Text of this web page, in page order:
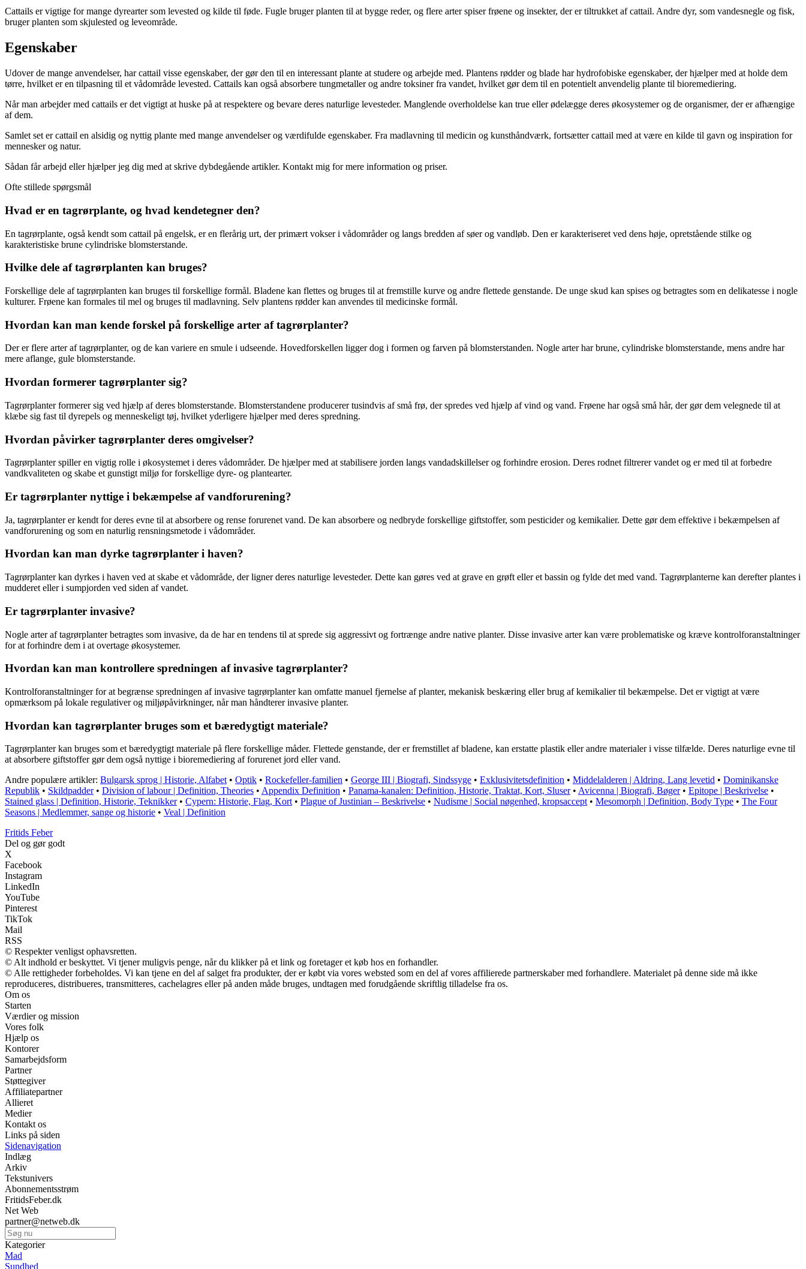
Cattails er vigtige for mange dyrearter som levested og kilde til føde. Fugle bruger planten til at bygge reder, og flere arter spiser frøene og insekter, der er tiltrukket af cattail. Andre dyr, som vandesnegle og fisk,
bruger planten som skjulested og leveområde.
Egenskaber
Udover de mange anvendelser, har cattail visse egenskaber, der gør den til en interessant plante at studere og arbejde med. Plantens rødder og blade har hydrofobiske egenskaber, der hjælper med at holde dem
tørre, hvilket er en tilpasning til et vådområde levested. Cattails kan også absorbere tungmetaller og andre toksiner fra vandet, hvilket gør dem til en potentielt anvendelig plante til bioremediering.
Når man arbejder med cattails er det vigtigt at huske på at respektere og bevare deres naturlige levesteder. Manglende overholdelse kan true eller ødelægge deres økosystemer og de organismer, der er afhængige
af dem.
Samlet set er cattail en alsidig og nyttig plante med mange anvendelser og værdifulde egenskaber. Fra madlavning til medicin og kunsthåndværk, fortsætter cattail med at være en kilde til gavn og inspiration for
mennesker og natur.
Sådan får arbejd eller hjælper jeg dig med at skrive dybdegående artikler. Kontakt mig for mere information og priser.
Ofte stillede spørgsmål
Hvad er en tagrørplante, og hvad kendetegner den?
En tagrørplante, også kendt som cattail på engelsk, er en flerårig urt, der primært vokser i vådområder og langs bredden af søer og vandløb. Den er karakteriseret ved dens høje, opretstående stilke og
karakteristiske brune cylindriske blomsterstande.
Hvilke dele af tagrørplanten kan bruges?
Forskellige dele af tagrørplanten kan bruges til forskellige formål. Bladene kan flettes og bruges til at fremstille kurve og andre flettede genstande. De unge skud kan spises og betragtes som en delikatesse i nogle
kulturer. Frøene kan formales til mel og bruges til madlavning. Selv plantens rødder kan anvendes til medicinske formål.
Hvordan kan man kende forskel på forskellige arter af tagrørplanter?
Der er flere arter af tagrørplanter, og de kan variere en smule i udseende. Hovedforskellen ligger dog i formen og farven på blomsterstanden. Nogle arter har brune, cylindriske blomsterstande, mens andre har
mere aflange, gule blomsterstande.
Hvordan formerer tagrørplanter sig?
Tagrørplanter formerer sig ved hjælp af deres blomsterstande. Blomsterstandene producerer tusindvis af små frø, der spredes ved hjælp af vind og vand. Frøene har også små hår, der gør dem velegnede til at
klæbe sig fast til dyrepels og menneskeligt tøj, hvilket yderligere hjælper med deres spredning.
Hvordan påvirker tagrørplanter deres omgivelser?
Tagrørplanter spiller en vigtig rolle i økosystemet i deres vådområder. De hjælper med at stabilisere jorden langs vandadskillelser og forhindre erosion. Deres rodnet filtrerer vandet og er med til at forbedre
vandkvaliteten og skabe et gunstigt miljø for forskellige dyre- og plantearter.
Er tagrørplanter nyttige i bekæmpelse af vandforurening?
Ja, tagrørplanter er kendt for deres evne til at absorbere og rense forurenet vand. De kan absorbere og nedbryde forskellige giftstoffer, som pesticider og kemikalier. Dette gør dem effektive i bekæmpelsen af
vandforurening og som en naturlig rensningsmetode i vådområder.
Hvordan kan man dyrke tagrørplanter i haven?
Tagrørplanter kan dyrkes i haven ved at skabe et vådområde, der ligner deres naturlige levesteder. Dette kan gøres ved at grave en grøft eller et bassin og fylde det med vand. Tagrørplanterne kan derefter plantes i
mudderet eller i sumpjorden ved siden af vandet.
Er tagrørplanter invasive?
Nogle arter af tagrørplanter betragtes som invasive, da de har en tendens til at sprede sig aggressivt og fortrænge andre native planter. Disse invasive arter kan være problematiske og kræve kontrolforanstaltninger
for at forhindre dem i at overtage økosystemer.
Hvordan kan man kontrollere spredningen af invasive tagrørplanter?
Kontrolforanstaltninger for at begrænse spredningen af invasive tagrørplanter kan omfatte manuel fjernelse af planter, mekanisk beskæring eller brug af kemikalier til bekæmpelse. Det er vigtigt at være
opmærksom på lokale regulativer og miljøpåvirkninger, når man håndterer invasive planter.
Hvordan kan tagrørplanter bruges som et bæredygtigt materiale?
Tagrørplanter kan bruges som et bæredygtigt materiale på flere forskellige måder. Flettede genstande, der er fremstillet af bladene, kan erstatte plastik eller andre materialer i visse tilfælde. Deres naturlige evne til
at absorbere giftstoffer gør dem også nyttige i bioremediering af forurenet jord eller vand.
Andre populære artikler: Bulgarsk sprog | Historie, Alfabet• Optik • Rockefeller-familien • George III | Biografi, Sindssyge • Exklusivitetsdefinition • Middelalderen | Aldring, Lang levetid • Dominikanske
Republik • Skildpadder• Division of labour | Definition, Theories • Appendix Definition • Panama-kanalen: Definition, Historie, Traktat, Kort, Sluser• Avicenna | Biografi, Bøger• Epitope | Beskrivelse •
Stained glass | Definition, Historie, Teknikker• Cypern: Historie, Flag, Kort• Plague of Justinian – Beskrivelse • Nudisme | Social nøgenhed, kropsaccept• Mesomorph | Definition, Body Type • The Four
Seasons | Medlemmer, sange og historie • Veal | Definition
Fritids Feber
Del og gør godt
X
Facebook
Instagram
LinkedIn
YouTube
Pinterest
TikTok
Mail
RSS
© Respekter venligst ophavsretten.
© Alt indhold er beskyttet. Vi tjener muligvis penge, når du klikker på et link og foretager et køb hos en forhandler.
© Alle rettigheder forbeholdes. Vi kan tjene en del af salget fra produkter, der er købt via vores websted som en del af vores affilierede partnerskaber med forhandlere. Materialet på denne side må ikke
reproduceres, distribueres, transmitteres, cachelagres eller på anden måde bruges, undtagen med forudgående skriftlig tilladelse fra os.
Om os
Starten
Værdier og mission
Vores folk
Hjælp os
Kontorer
Samarbejdsform
Partner
Støttegiver
Affiliatepartner
Allieret
Medier
Kontakt os
Links på siden
Sidenavigation
Indlæg
Arkiv
Tekstunivers
Abonnementsstrøm
FritidsFeber.dk
Net Web
partner@netweb.dk
Kategorier
Mad
Sundhed